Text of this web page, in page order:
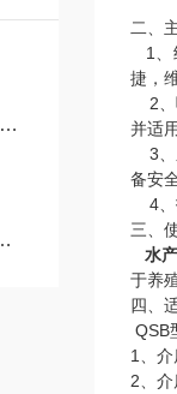
二、
1、
捷，
2、
并适
3、
备安
4、
三、
水
于养
四、
QSB
1、
2、